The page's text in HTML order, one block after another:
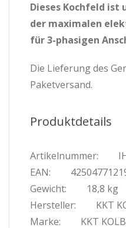
Dieses Kochfeld ist
der maximalen
für 3-phasigen
Die Lieferung des
Paketversand.
Produktdetails
Artikelnummer:
EAN:
Gewicht:
18,8 kg
Hersteller:
KKT
Marke:
KKT